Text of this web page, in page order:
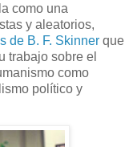
como una
y aleatorios,
de B. F. Skinner que
trabajo sobre el
como
político y